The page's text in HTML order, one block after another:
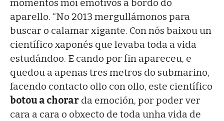
momentos moi emotivos a bordo do
aparello. “No 2013 mergullámonos para
buscar o calamar xigante. Con nós baixou un
científico xaponés que levaba toda a vida
estudándoo. E cando por fin apareceu, e
quedou a apenas tres metros do submarino,
facendo contacto ollo con ollo, este científico
botou a chorar da emoción, por poder ver
cara a cara o obxecto de toda unha vida de